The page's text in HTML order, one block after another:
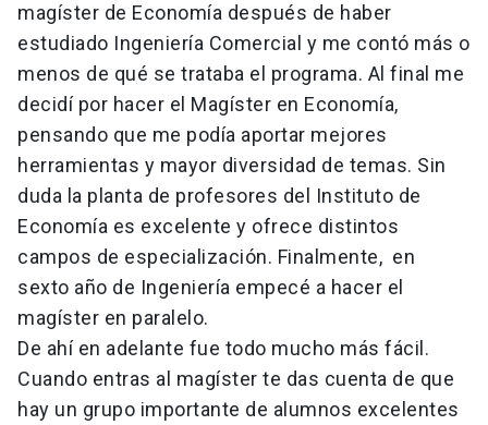
magíster de Economía después de haber
estudiado Ingeniería Comercial y me contó más o
menos de qué se trataba el programa. Al final me
decidí por hacer el Magíster en Economía,
pensando que me podía aportar mejores
herramientas y mayor diversidad de temas. Sin
duda la planta de profesores del Instituto de
Economía es excelente y ofrece distintos
campos de especialización. Finalmente, en
sexto año de Ingeniería empecé a hacer el
magíster en paralelo.
De ahí en adelante fue todo mucho más fácil.
Cuando entras al magíster te das cuenta de que
hay un grupo importante de alumnos excelentes